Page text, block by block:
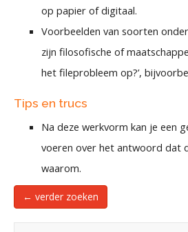
op papier of digitaal.
Voorbeelden van soorten
zijn filosofische of
het fileprobleem op?’,
Tips en trucs
Na deze werkvorm kan je een
voeren over het antwoord dat
waarom.
← verder zoeken